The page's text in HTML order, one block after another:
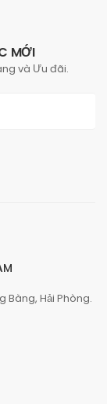
MỚI
và Ưu đãi.
Bàng, Hải Phòng.